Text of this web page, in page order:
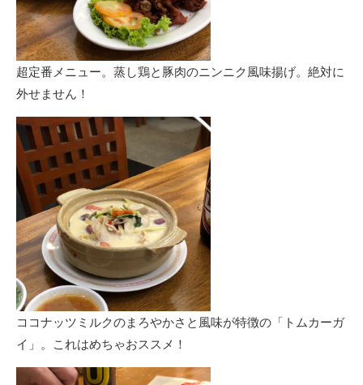
超定番メニュー。蒸し鶏と豚肉のニンニク風味揚げ。絶対に
外せません！
ココナッツミルクのまろやかさと風味が特徴の「トムカーガ
イ」。これはめちゃおススメ！